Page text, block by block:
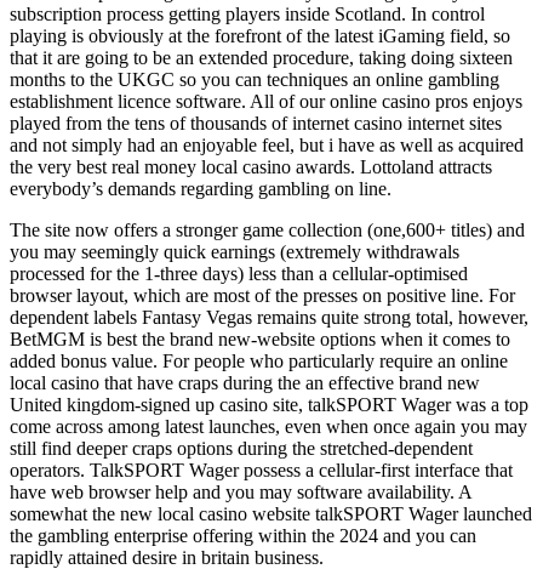
subscription process getting players inside Scotland. In control
playing is obviously at the forefront of the latest iGaming field, so
that it are going to be an extended procedure, taking doing sixteen
months to the UKGC so you can techniques an online gambling
establishment licence software. All of our online casino pros enjoys
played from the tens of thousands of internet casino internet sites
and not simply had an enjoyable feel, but i have as well as acquired
the very best real money local casino awards. Lottoland attracts
everybody’s demands regarding gambling on line.
The site now offers a stronger game collection (one,600+ titles) and
you may seemingly quick earnings (extremely withdrawals
processed for the 1-three days) less than a cellular-optimised
browser layout, which are most of the presses on positive line. For
dependent labels Fantasy Vegas remains quite strong total, however,
BetMGM is best the brand new-website options when it comes to
added bonus value. For people who particularly require an online
local casino that have craps during the an effective brand new
United kingdom-signed up casino site, talkSPORT Wager was a top
come across among latest launches, even when once again you may
still find deeper craps options during the stretched-dependent
operators. TalkSPORT Wager possess a cellular-first interface that
have web browser help and you may software availability. A
somewhat the new local casino website talkSPORT Wager launched
the gambling enterprise offering within the 2024 and you can
rapidly attained desire in britain business.